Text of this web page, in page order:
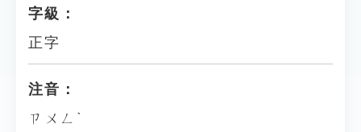
字級：
正字
注音：
ㄗㄨㄥˋ